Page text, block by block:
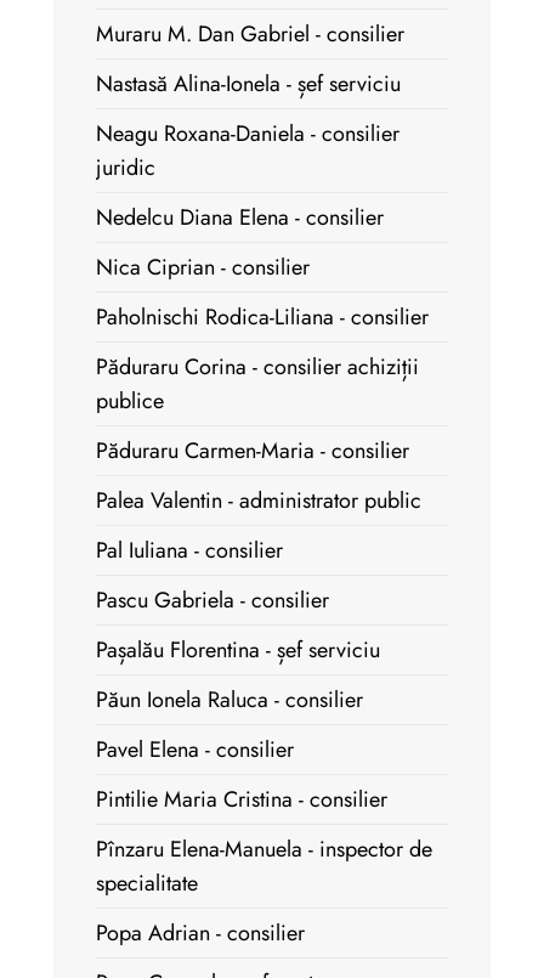
Muraru M. Dan Gabriel - consilier
Nastasă Alina-Ionela - șef serviciu
Neagu Roxana-Daniela - consilier
juridic
Nedelcu Diana Elena - consilier
Nica Ciprian - consilier
Paholnischi Rodica-Liliana - consilier
Păduraru Corina - consilier achiziții
publice
Păduraru Carmen-Maria - consilier
Palea Valentin - administrator public
Pal Iuliana - consilier
Pascu Gabriela - consilier
Pașalău Florentina - șef serviciu
Păun Ionela Raluca - consilier
Pavel Elena - consilier
Pintilie Maria Cristina - consilier
Pînzaru Elena-Manuela - inspector de
specialitate
Popa Adrian - consilier